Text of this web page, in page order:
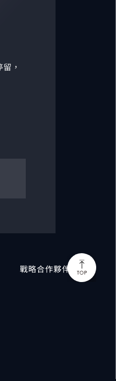
，
戰略合作夥伴